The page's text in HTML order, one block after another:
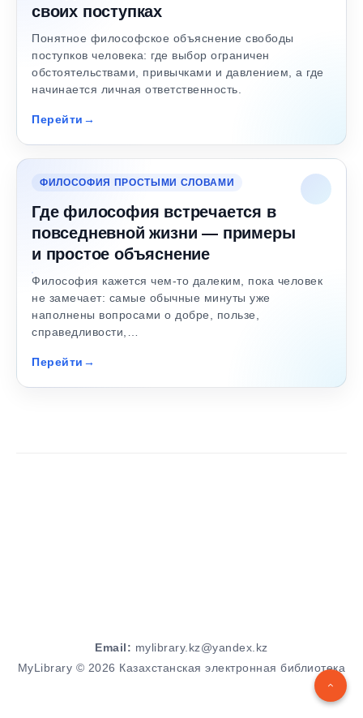
своих поступках
Понятное философское объяснение свободы
поступков человека: где выбор ограничен
обстоятельствами, привычками и давлением, а где
начинается личная ответственность.
Перейти
ФИЛОСОФИЯ ПРОСТЫМИ СЛОВАМИ
Где философия встречается в
повседневной жизни — примеры
и простое объяснение
Философия кажется чем-то далеким, пока человек
не замечает: самые обычные минуты уже
наполнены вопросами о добре, пользе,
справедливости,…
Перейти
Email: mylibrary.kz@yandex.kz
MyLibrary © 2026 Казахстанская электронная библиотека